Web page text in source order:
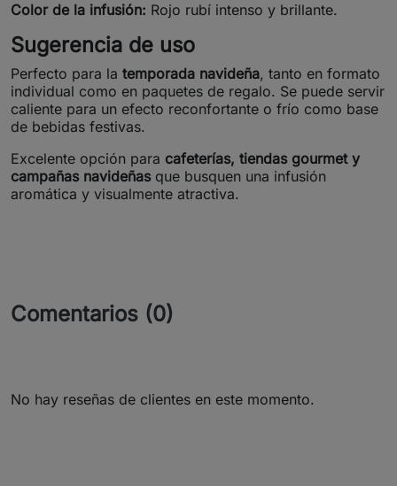
Color de la infusión: Rojo rubí intenso y brillante.
Sugerencia de uso
Perfecto para la temporada navideña, tanto en formato
individual como en paquetes de regalo. Se puede servir
caliente para un efecto reconfortante o frío como base
de bebidas festivas.
Excelente opción para cafeterías, tiendas gourmet y
campañas navideñasque busquen una infusión
aromática y visualmente atractiva.
Comentarios (0)
No hay reseñas de clientes en este momento.